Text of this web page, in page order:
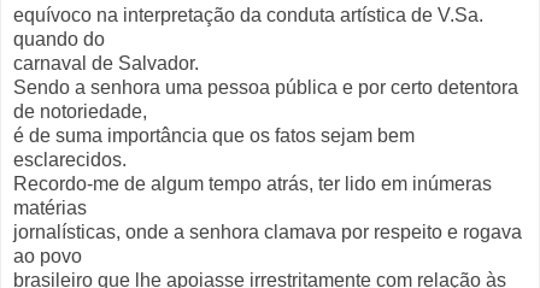
equívoco na interpretação da conduta artística de V.Sa.
quando do
carnaval de Salvador.
Sendo a senhora uma pessoa pública e por certo detentora
de notoriedade,
é de suma importância que os fatos sejam bem
esclarecidos.
Recordo-me de algum tempo atrás, ter lido em inúmeras
matérias
jornalísticas, onde a senhora clamava por respeito e rogava
ao povo
brasileiro que lhe apoiasse irrestritamente com relação às